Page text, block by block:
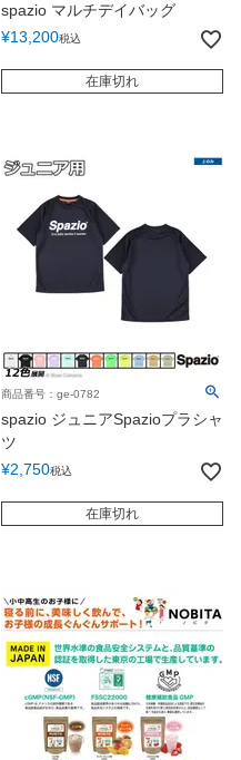
spazio マルチデイバッグ
¥13,200税込
在庫切れ
商品番号：ge-0782
spazio ジュニアSpazioプラシャ
ツ
¥2,750税込
在庫切れ